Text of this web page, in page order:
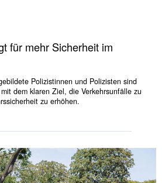
für mehr Sicherheit im
Polizistinnen und Polizisten sind
dem klaren Ziel, die Verkehrsunfälle zu
zu erhöhen.